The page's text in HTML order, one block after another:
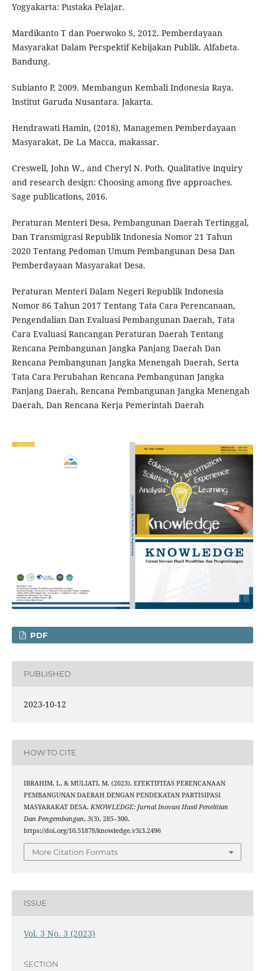
Yogyakarta: Pustaka Pelajar.
Mardikanto T dan Poerwoko S, 2012. Pemberdayaan
Masyarakat Dalam Perspektif Kebijakan Publik. Alfabeta.
Bandung.
Subianto P, 2009. Membangun Kembali Indonesia Raya.
Institut Garuda Nusantara. Jakarta.
Hendrawati Hamin, (2018), Managemen Pemberdayaan
Masyarakat, De La Macca, makassar.
Creswell, John W., and Cheryl N. Poth. Qualitative inquiry
and research design: Choosing among five approaches.
Sage publications, 2016.
Peraturan Menteri Desa, Pembangunan Daerah Tertinggal,
Dan Transmigrasi Republik Indonesia Nomor 21 Tahun
2020 Tentang Pedoman Umum Pembangunan Desa Dan
Pemberdayaan Masyarakat Desa.
Peraturan Menteri Dalam Negeri Republik Indonesia
Nomor 86 Tahun 2017 Tentang Tata Cara Perencanaan,
Pengendalian Dan Evaluasi Pembangunan Daerah, Tata
Cara Evaluasi Rancangan Peraturan Daerah Tentang
Rencana Pembangunan Jangka Panjang Daerah Dan
Rencana Pembangunan Jangka Menengah Daerah, Serta
Tata Cara Perubahan Rencana Pembangunan Jangka
Panjang Daerah, Rencana Pembangunan Jangka Menengah
Daerah, Dan Rencana Kerja Pemerintah Daerah
PDF
PUBLISHED
2023-10-12
HOW TO CITE
IBRAHIM, I., & MULIATI, M. (2023). EFEKTIFITAS PERENCANAAN
PEMBANGUNAN DAERAH DENGAN PENDEKATAN PARTISIPASI
MASYARAKAT DESA. KNOWLEDGE: Jurnal Inovasi Hasil Penelitian
Dan Pengembangan, 3(3), 285–300.
https://doi.org/10.51878/knowledge.v3i3.2496
More Citation Formats
ISSUE
Vol. 3 No. 3 (2023)
SECTION